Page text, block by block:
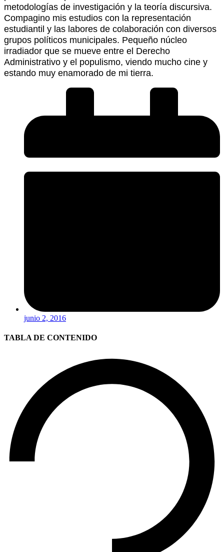
metodologías de investigación y la teoría discursiva.
Compagino mis estudios con la representación
estudiantil y las labores de colaboración con diversos
grupos políticos municipales. Pequeño núcleo
irradiador que se mueve entre el Derecho
Administrativo y el populismo, viendo mucho cine y
estando muy enamorado de mi tierra.
junio 2, 2016
TABLA DE CONTENIDO